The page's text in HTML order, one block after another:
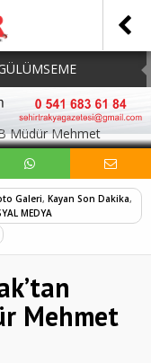
YALNIZ
Başladı:
Bırakmadı
DAYANIŞMAYI
Galeri, Kayan Son Dakika,
MEDYA
Mehmet